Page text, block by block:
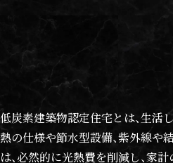
低炭素建築物認定住宅とは、生活
熱の仕様や節水型設備、紫外線や
は、必然的に光熱費を削減し、家